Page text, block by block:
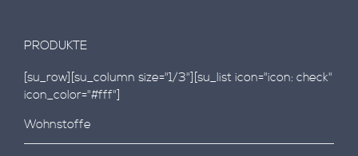
PRODUKTE
[su_row][su_column size="1/3"][su_list icon="icon: check"
icon_color="#fff"]
Wohnstoffe